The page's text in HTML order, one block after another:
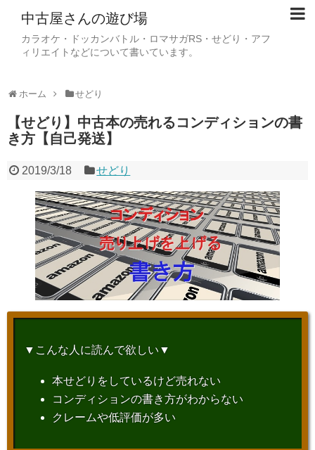
中古屋さんの遊び場
カラオケ・ドッカンバトル・ロマサガRS・せどり・アフ
ィリエイトなどについて書いています。
ホーム せどり
【せどり】中古本の売れるコンディションの書
き方【自己発送】
2019/3/18 せどり
▼こんな人に読んで欲しい▼
本せどりをしているけど売れない
コンディションの書き方がわからない
クレームや低評価が多い